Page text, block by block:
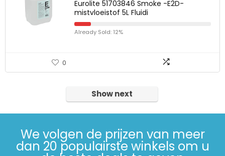
Eurolite 51703846 Smoke -E2D-
mistvloeistof 5L Fluidi
Already Sold: 12%
0
Show next
We volgen de prijzen van meer
dan 20 populairste winkels om u